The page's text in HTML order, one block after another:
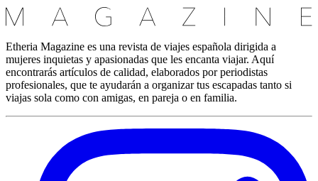
Etheria Magazine es una revista de viajes española dirigida a
mujeres inquietas y apasionadas que les encanta viajar. Aquí
encontrarás artículos de calidad, elaborados por periodistas
profesionales, que te ayudarán a organizar tus escapadas tanto si
viajas sola como con amigas, en pareja o en familia.